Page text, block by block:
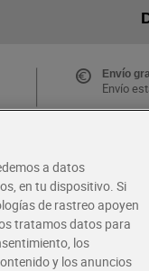
Envío
Envío
Folletos
cercana
· EMPLEO
a datos
en tu dispositivo. Si
de rastreo apoyen
tratamos datos para
los
y los anuncios